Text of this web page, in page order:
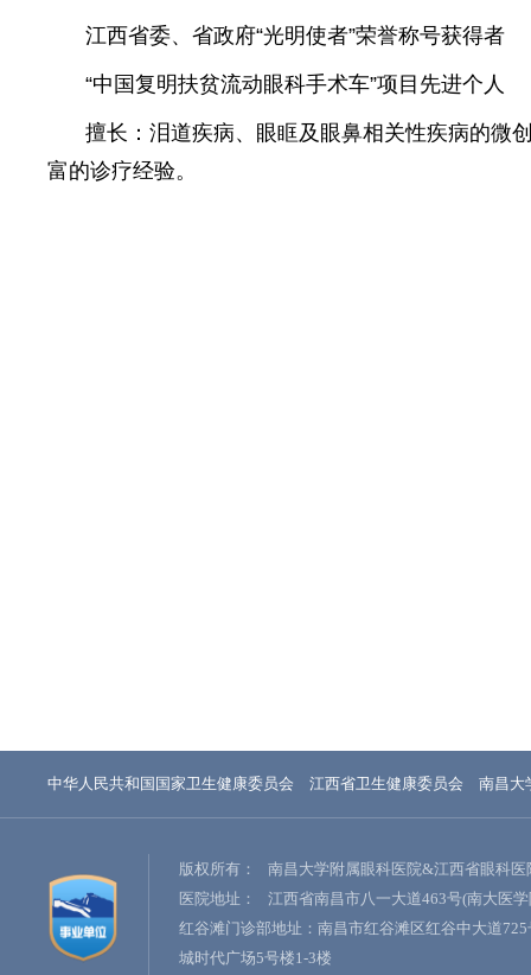
江西省委、省政府“光明使者”荣誉称号获得者
“中国复明扶贫流动眼科手术车”项目先进个人
擅长：泪道疾病、眼眶及眼鼻相关性疾病的微
富的诊疗经验。
中华人民共和国国家卫生健康委员会 江西省卫生健康委员会 南昌大
版权所有：
南昌大学附属眼科医院&江西省眼科医
医院地址：
江西省南昌市八一大道463号(南大医
红谷滩门诊部地址：南昌市红谷滩区红谷中大道725
城时代广场5号楼1-3楼